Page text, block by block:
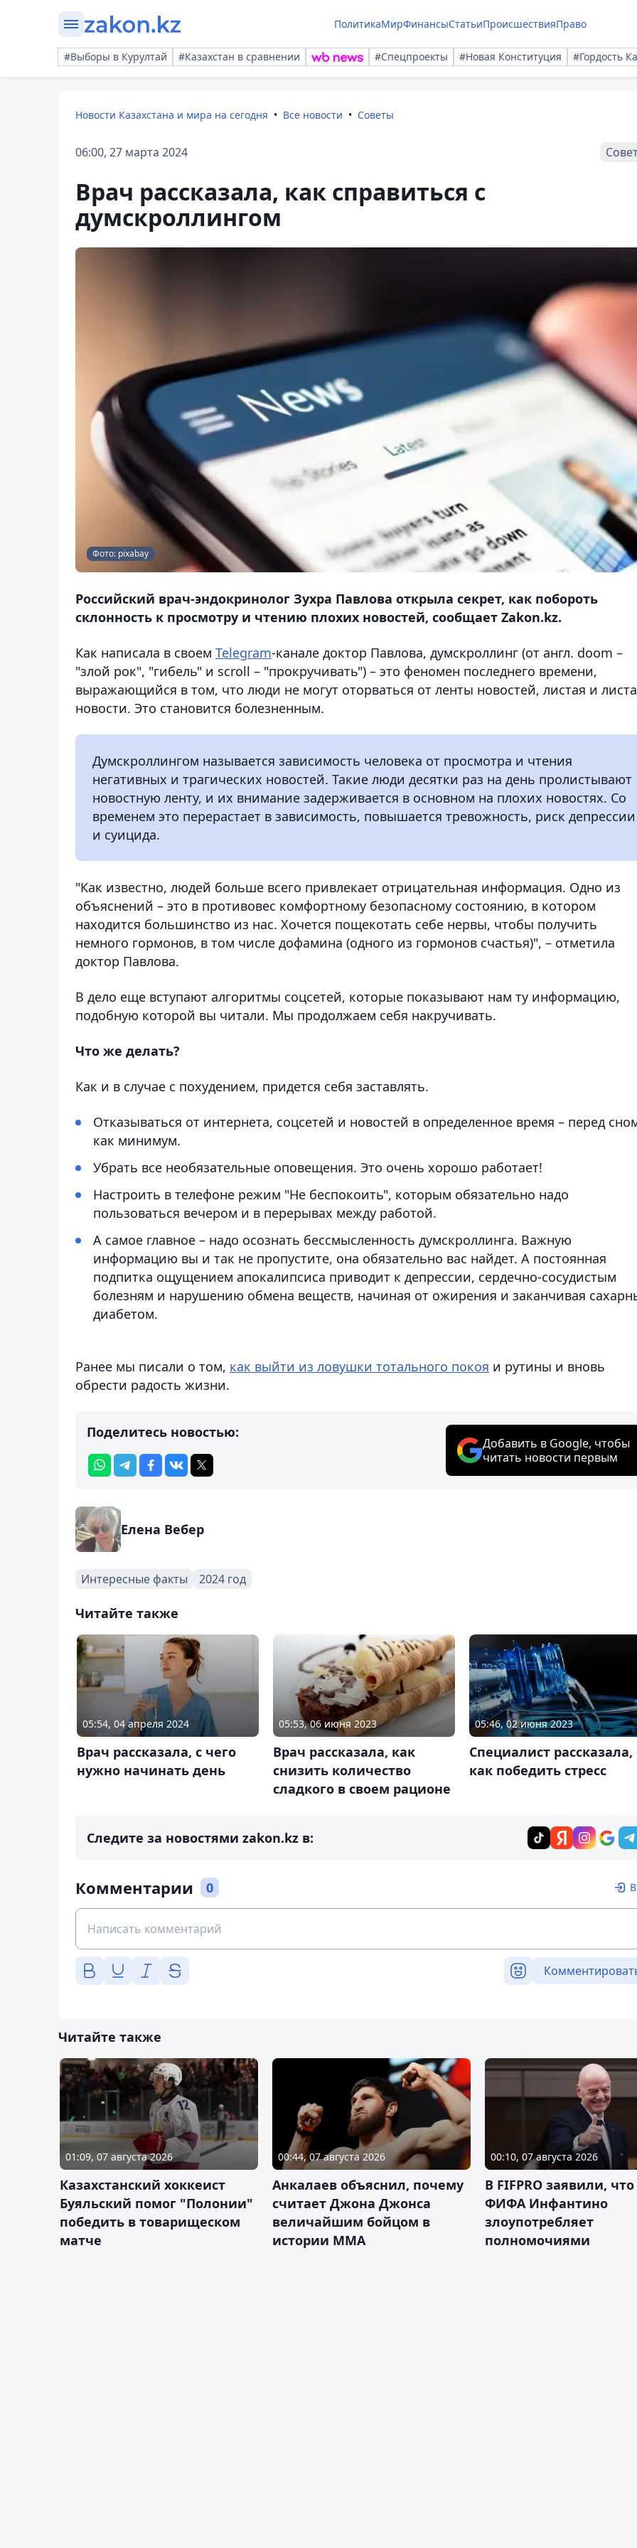
ПолитикаМирФинансыСтатьиПроисшествияПраво
#Выборы в Курултай #Казахстан в сравнении #Спецпроекты #Новая Конституция #Гордость
Новости Казахстана и мира на сегодня Все новости Советы
06:00, 27 марта 2024
Врач рассказала, как справиться с
думскроллингом
Фото: pixabay
Российский врач-эндокринолог Зухра Павлова открыла секрет, как побороть
склонность к просмотру и чтению плохих новостей, сообщает Zakon.kz.
Как написала в своем Telegram-канале доктор Павлова, думскроллинг (от англ. doom –
"злой рок", "гибель" и scroll – "прокручивать") – это феномен последнего времени,
выражающийся в том, что люди не могут оторваться от ленты новостей, листая и
новости. Это становится болезненным.
Думскроллингом называется зависимость человека от просмотра и чтения
негативных и трагических новостей. Такие люди десятки раз на день пролистывают
новостную ленту, и их внимание задерживается в основном на плохих новостях. Со
временем это перерастает в зависимость, повышается тревожность, риск депрессии
и суицида.
"Как известно, людей больше всего привлекает отрицательная информация. Одно из
объяснений – это в противовес комфортному безопасному состоянию, в котором
находится большинство из нас. Хочется пощекотать себе нервы, чтобы получить
немного гормонов, в том числе дофамина (одного из гормонов счастья)", – отметила
доктор Павлова.
В дело еще вступают алгоритмы соцсетей, которые показывают нам ту информацию,
подобную которой вы читали. Мы продолжаем себя накручивать.
Что же делать?
Как и в случае с похудением, придется себя заставлять.
Отказываться от интернета, соцсетей и новостей в определенное время – перед
как минимум.
Убрать все необязательные оповещения. Это очень хорошо работает!
Настроить в телефоне режим "Не беспокоить", которым обязательно надо
пользоваться вечером и в перерывах между работой.
А самое главное – надо осознать бессмысленность думскроллинга. Важную
информацию вы и так не пропустите, она обязательно вас найдет. А постоянная
подпитка ощущением апокалипсиса приводит к депрессии, сердечно-сосудистым
болезням и нарушению обмена веществ, начиная от ожирения и заканчивая
диабетом.
Ранее мы писали о том, как выйти из ловушки тотального покоя и рутины и вновь
обрести радость жизни.
Поделитесь новостью:
Добавить в Google, чтобы
читать новости первым
Елена Вебер
Интересные факты 2024 год
Читайте также
05:54, 04 апреля 2024
Врач рассказала, с чего
нужно начинать день
05:53, 06 июня 2023
Врач рассказала, как
снизить количество
сладкого в своем рационе
05:46, 02 июня 2023
Специалист рассказала,
как победить стресс
Следите за новостями zakon.kz в:
Комментарии 0
Читайте также
01:09, 07 августа 2026
Казахстанский хоккеист
Буяльский помог "Полонии"
победить в товарищеском
матче
00:44, 07 августа 2026
Анкалаев объяснил, почему
считает Джона Джонса
величайшим бойцом в
истории ММА
00:10, 07 августа 2026
В FIFPRO заявили,
ФИФА Инфантино
злоупотребляет
полномочиями